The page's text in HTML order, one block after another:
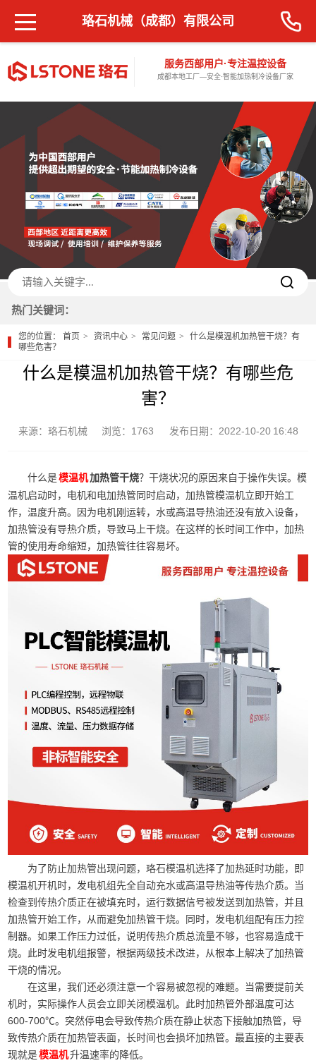
服务西部用户·专注温控设备
成都本地工厂—安全·智能加热制冷设备厂家
珞石机械（成都）有限公司
热门关键词：
您的位置：首页 资讯中心 常见问题
什么是模温机加热管干烧？有
哪些危害？
什么是模温机加热管干烧？有哪些危
害？
来源：珞石机械 浏览：1763 发布日期：2022-10-20 16:48
什么是模温机加热管干烧？干烧状况的原因来自于操作失误。模
温机启动时，电机和电加热管同时启动，加热管模温机立即开始工
作，温度升高。因为电机刚运转，水或高温导热油还没有放入设备，
加热管没有导热介质，导致马上干烧。在这样的长时间工作中，加热
管的使用寿命缩短，加热管往往容易坏。
为了防止加热管出现问题，珞石模温机选择了加热延时功能，即
模温机开机时，发电机组先全自动充水或高温导热油等传热介质。当
检查到传热介质正在被填充时，运行数据信号被发送到加热管，并且
加热管开始工作，从而避免加热管干烧。同时，发电机组配有压力控
制器。如果工作压力过低，说明传热介质总流量不够，也容易造成干
烧。此时发电机组报警，根据两级技术改进，从根本上解决了加热管
干烧的情况。
在这里，我们还必须注意一个容易被忽视的难题。当需要提前关
机时，实际操作人员会立即关闭模温机。此时加热管外部温度可达
600-700℃。突然停电会导致传热介质在静止状态下接触加热管，导
致传热介质在加热管表面，长时间也会损坏加热管。最直接的主要表
现就是模温机升温速率的降低。